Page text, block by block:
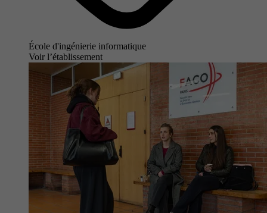
École d'ingénierie informatique
Voir l’établissement